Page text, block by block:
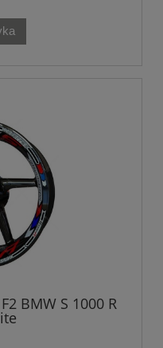
BMW S 1000 R